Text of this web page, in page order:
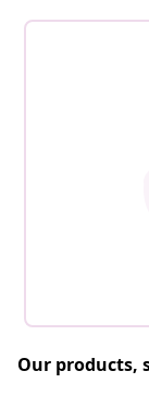
Our products,